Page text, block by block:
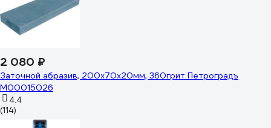
2 080 ₽
Заточной абразив, 200х70х20мм, 360грит Петроградъ
М00015026
4.4
(114)